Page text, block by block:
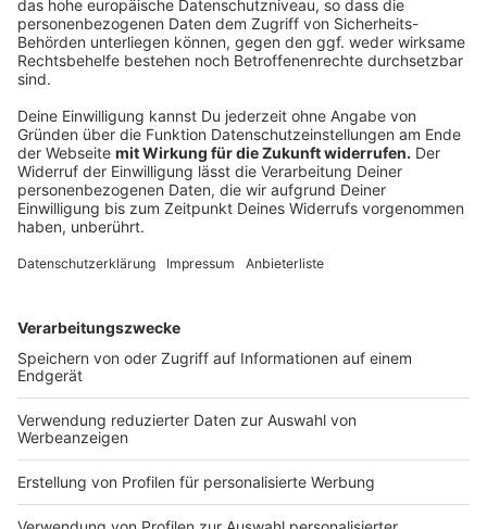
Anzeige
Anzeige
HIIT-Trainingsprogramme, Fitnesskurse in Studios und
die allgemeine Trainingsphilosophie sind zumeist für
jüngere Generationen vorgesehen und schlicht zu
einer der größten Trends für 2024 Sportprogramme
für Ältere sind.
Effekte mit sich, egal ob es Ausdauer-, Krafttraining,
Koordinationsübungen oder Gymnastik ist.
Maßgeschneiderte Fitnessprogramme für die Älteren
unter uns können dabei eine der Lösungen sein.